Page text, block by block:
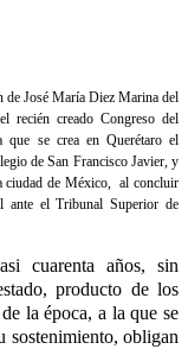
de José María Diez Marina del
recién creado Congreso del
se crea en Querétaro el
de San Francisco Javier, y
ciudad de México, al concluir
ante el Tribunal Superior de
cuarenta años, sin
producto de los
la época, a la que se
sostenimiento, obligan